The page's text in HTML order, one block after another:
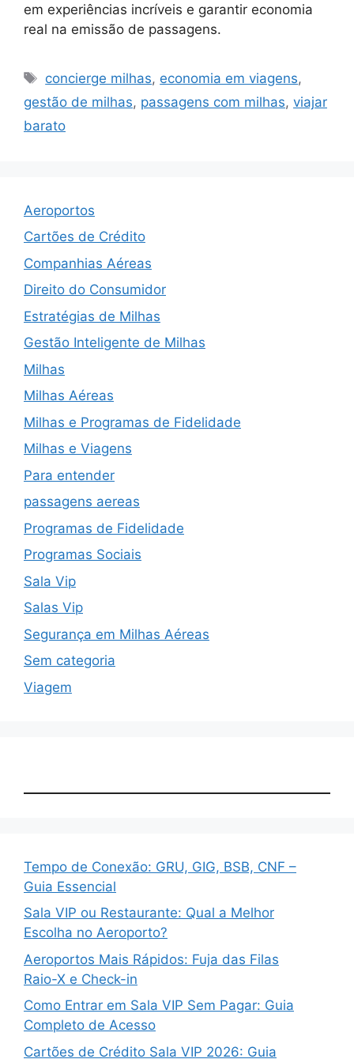
em experiências incríveis e garantir economia
real na emissão de passagens.
Tags
concierge milhas, economia em viagens,
gestão de milhas, passagens com milhas, viajar
barato
Aeroportos
Cartões de Crédito
Companhias Aéreas
Direito do Consumidor
Estratégias de Milhas
Gestão Inteligente de Milhas
Milhas
Milhas Aéreas
Milhas e Programas de Fidelidade
Milhas e Viagens
Para entender
passagens aereas
Programas de Fidelidade
Programas Sociais
Sala Vip
Salas Vip
Segurança em Milhas Aéreas
Sem categoria
Viagem
Tempo de Conexão: GRU, GIG, BSB, CNF –
Guia Essencial
Sala VIP ou Restaurante: Qual a Melhor
Escolha no Aeroporto?
Aeroportos Mais Rápidos: Fuja das Filas
Raio-X e Check-in
Como Entrar em Sala VIP Sem Pagar: Guia
Completo de Acesso
Cartões de Crédito Sala VIP 2026: Guia